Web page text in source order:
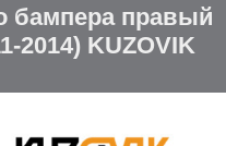
бампера правый
2014) KUZOVIK